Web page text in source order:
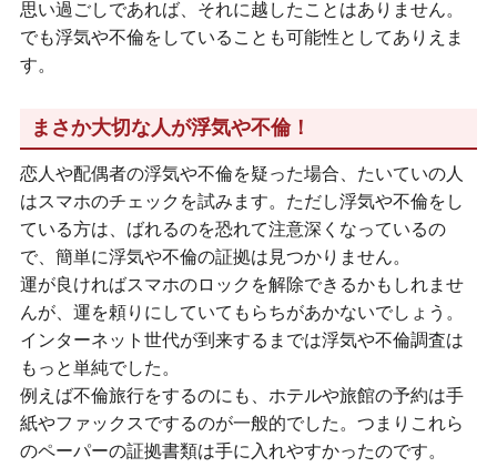
思い過ごしであれば、それに越したことはありません。
でも浮気や不倫をしていることも可能性としてありえま
す。
まさか大切な人が浮気や不倫！
恋人や配偶者の浮気や不倫を疑った場合、たいていの人
はスマホのチェックを試みます。ただし浮気や不倫をし
ている方は、ばれるのを恐れて注意深くなっているの
で、簡単に浮気や不倫の証拠は見つかりません。
運が良ければスマホのロックを解除できるかもしれませ
んが、運を頼りにしていてもらちがあかないでしょう。
インターネット世代が到来するまでは浮気や不倫調査は
もっと単純でした。
例えば不倫旅行をするのにも、ホテルや旅館の予約は手
紙やファックスでするのが一般的でした。つまりこれら
のペーパーの証拠書類は手に入れやすかったのです。